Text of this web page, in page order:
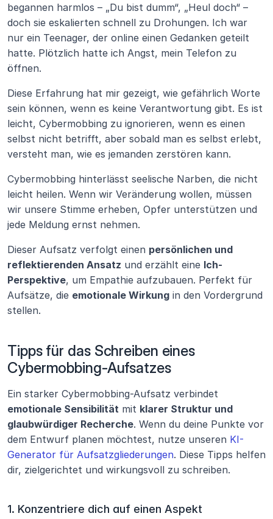
begannen harmlos – „Du bist dumm“, „Heul doch“ –
doch sie eskalierten schnell zu Drohungen. Ich war
nur ein Teenager, der online einen Gedanken geteilt
hatte. Plötzlich hatte ich Angst, mein Telefon zu
öffnen.
Diese Erfahrung hat mir gezeigt, wie gefährlich Worte
sein können, wenn es keine Verantwortung gibt. Es ist
leicht, Cybermobbing zu ignorieren, wenn es einen
selbst nicht betrifft, aber sobald man es selbst erlebt,
versteht man, wie es jemanden zerstören kann.
Cybermobbing hinterlässt seelische Narben, die nicht
leicht heilen. Wenn wir Veränderung wollen, müssen
wir unsere Stimme erheben, Opfer unterstützen und
jede Meldung ernst nehmen.
Dieser Aufsatz verfolgt einen persönlichen und
reflektierenden Ansatz und erzählt eine Ich-
Perspektive, um Empathie aufzubauen. Perfekt für
Aufsätze, die emotionale Wirkung in den Vordergrund
stellen.
Tipps für das Schreiben eines
Cybermobbing-Aufsatzes
emotionale Sensibilität mit klarer Struktur und
glaubwürdiger Recherche. Wenn du deine Punkte vor
dem Entwurf planen möchtest, nutze unseren KI-
Generator für Aufsatzgliederungen. Diese Tipps helfen
dir, zielgerichtet und wirkungsvoll zu schreiben.
1. Konzentriere dich auf einen Aspekt